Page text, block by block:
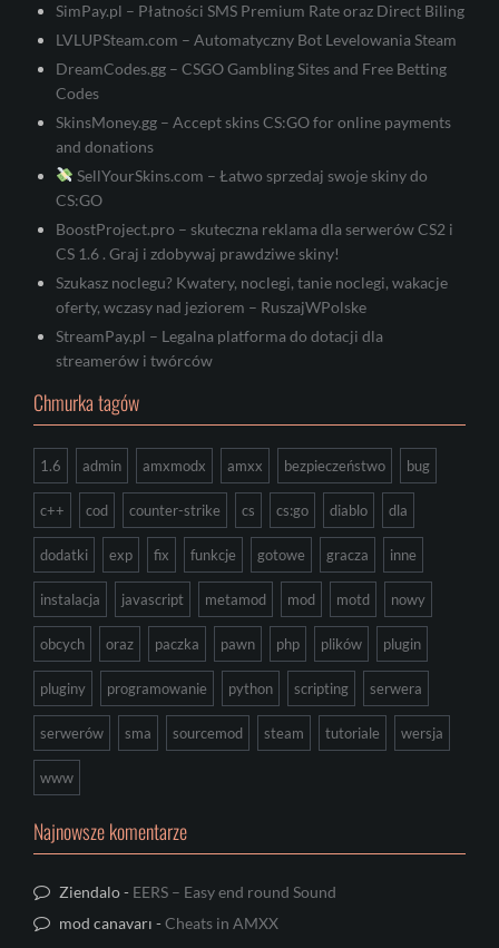
SimPay.pl – Płatności SMS Premium Rate oraz Direct Biling
LVLUPSteam.com – Automatyczny Bot Levelowania Steam
DreamCodes.gg – CSGO Gambling Sites and Free Betting
Codes
SkinsMoney.gg – Accept skins CS:GO for online payments
and donations
SellYourSkins.com – Łatwo sprzedaj swoje skiny do
CS:GO
BoostProject.pro – skuteczna reklama dla serwerów CS2 i
CS 1.6 . Graj i zdobywaj prawdziwe skiny!
Szukasz noclegu? Kwatery, noclegi, tanie noclegi, wakacje
oferty, wczasy nad jeziorem – RuszajWPolske
StreamPay.pl – Legalna platforma do dotacji dla
streamerów i twórców
Chmurka tagów
1.6 admin amxmodx amxx bezpieczeństwo bug
c++ cod counter-strike cs cs:go diablo dla
dodatki exp fix funkcje gotowe gracza inne
instalacja javascript metamod mod motd nowy
obcych oraz paczka pawn php plików plugin
pluginy programowanie python scripting serwera
serwerów sma sourcemod steam tutoriale wersja
www
Najnowsze komentarze
Ziendalo- EERS – Easy end round Sound
mod canavarı -Cheats in AMXX